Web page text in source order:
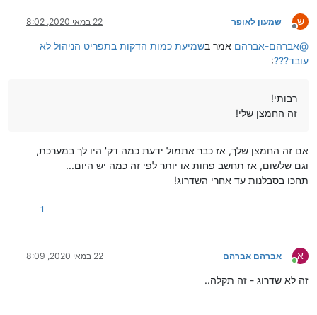
ש
מנותק
שמעון לאופר 22 במאי 2020, 8:02
@אברהם-אברהם אמר בשמיעת כמות הדקות בתפריט הניהול לא
עובד???:
רבותי!
זה החמצן שלי!
אם זה החמצן שלך, אז כבר אתמול ידעת כמה דק' היו לך במערכת,
וגם שלשום, אז תחשב פחות או יותר לפי זה כמה יש היום...
תחכו בסבלנות עד אחרי השדרוג!
1
א
מחובר
אברהם אברהם 22 במאי 2020, 8:09
זה לא שדרוג - זה תקלה..